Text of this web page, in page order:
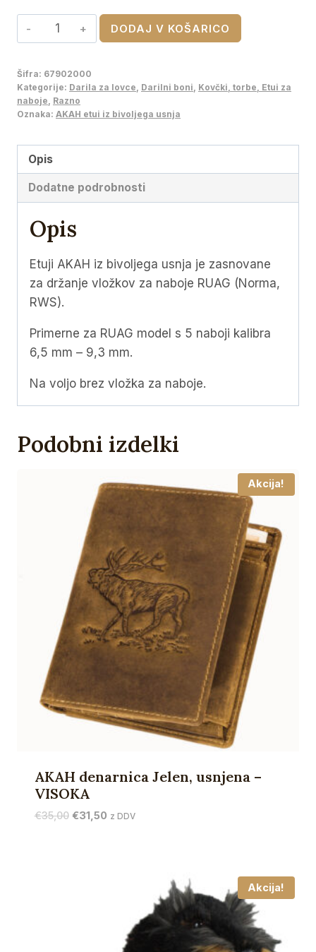
cena
€18,00.
cena
je:
AKAH
etui
bivoljega
usnja
količina
DODAJ V KOŠARICO
Šifra: 67902000
Kategorije: Darila za lovce Darilni boni Kovčki, torbe, Etui za
naboje Razno
Oznaka: AKAH etui iz bivoljega usnja
Opis
Dodatne podrobnosti
Opis
Etuji AKAH iz bivoljega usnja je zasnovane
za držanje vložkov za naboje RUAG (Norma,
RWS).
Primerne za RUAG model s 5 naboji kalibra
6,5 mm – 9,3 mm.
Na voljo brez vložka za naboje.
Podobni izdelki
Akcija!
AKAH denarnica Jelen, usnjena –
VISOKA
€35,00 Izvirna
€31,50Trenutna
z DDV
Akcija!